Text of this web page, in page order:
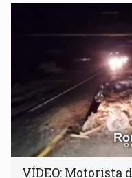
VÍDEO: Motorista